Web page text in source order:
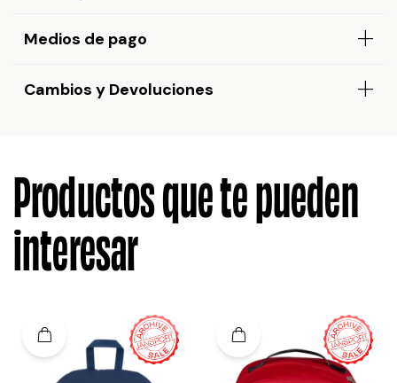
Medios de pago
Cambios y Devoluciones
Productos que te pueden
interesar